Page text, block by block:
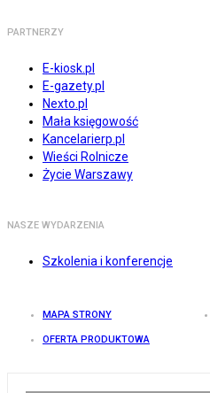
PARTNERZY
E-kiosk.pl
E-gazety.pl
Nexto.pl
Mała księgowość
Kancelarierp.pl
Wieści Rolnicze
Życie Warszawy
NASZE WYDARZENIA
Szkolenia i konferencje
MAPA STRONY
OFERTA PRODUKTOWA